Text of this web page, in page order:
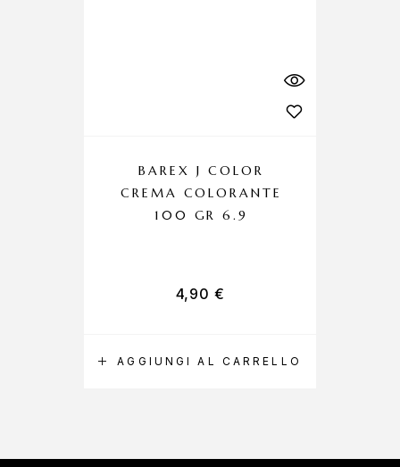
AGGIUNGI AL CARRELLO
BAREX J COLOR
CREMA COLORANTE
100 GR 6.9
4,90 €